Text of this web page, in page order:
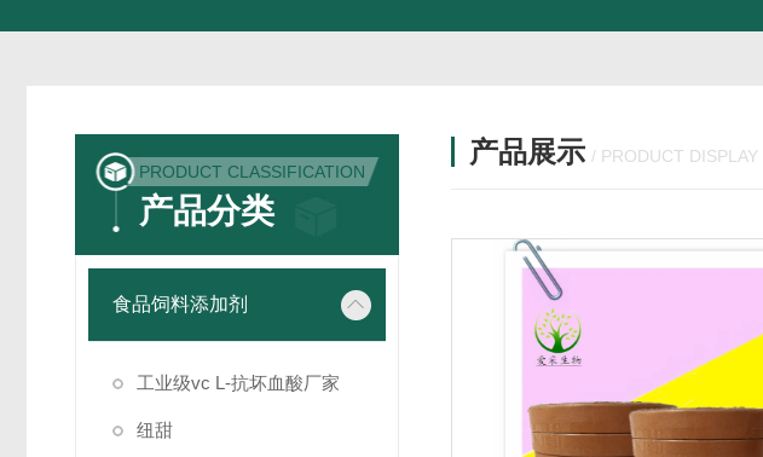
PRODUCT CLASSIFICATION
产品分类
食品饲料添加剂
工业级vc L-抗坏血酸厂家
纽甜
产品展示 / PRODUCT DISPLAY